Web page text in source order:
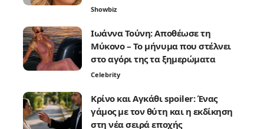
Showbiz
Ιωάννα Τούνη: Αποθέωσε τη
Μύκονο – Το μήνυμα που στέλνει
στο αγόρι της τα ξημερώματα
Celebrity
Κρίνο και Αγκάθι spoiler: Ένας
γάμος με τον θύτη και η εκδίκηση
στη νέα σειρά εποχής